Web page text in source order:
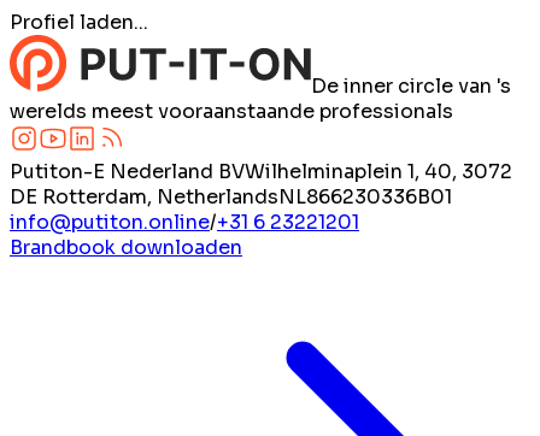
Profiel laden...
De inner circle van 's
werelds meest vooraanstaande professionals
Putiton-E Nederland BVWilhelminaplein 1, 40, 3072
DE Rotterdam, NetherlandsNL866230336B01
info@putiton.online/+31 6 23221201
Brandbook downloaden